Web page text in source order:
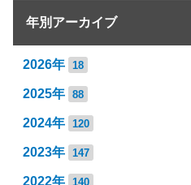
年別アーカイブ
2026年 18
2025年 88
2024年 120
2023年 147
2022年 140